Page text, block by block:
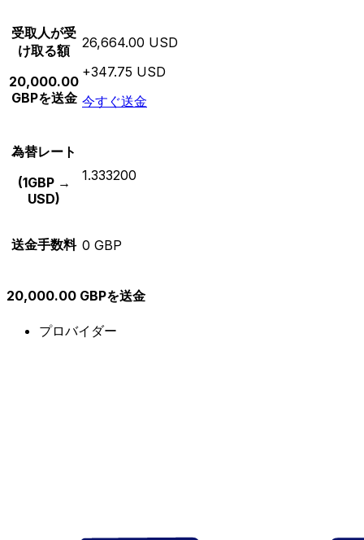
受取人が受
け取る額
20,000.00
GBPを送金
26,664.00 USD
+347.75 USD
今すぐ送金
為替レート
(1GBP →
USD)
1.333200
送金手数料 0 GBP
20,000.00 GBPを送金
プロバイダー